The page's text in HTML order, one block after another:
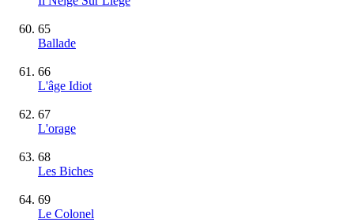
65
Ballade
66
L'âge Idiot
67
L'orage
68
Les Biches
69
Le Colonel